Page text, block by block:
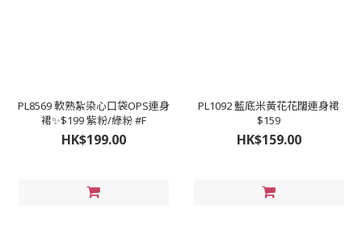
PL8569 軟熟紮染心口袋OPS連身
裙✨$199 紫粉/綠粉 #F
HK$199.00
PL1092 藍底米黃花花闊連身裙
$159
HK$159.00